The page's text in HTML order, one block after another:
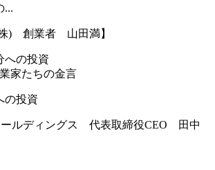
...
株) 創業者 山田満】
家たちの金言
の投資
ールディングス 代表取締役CEO 田中